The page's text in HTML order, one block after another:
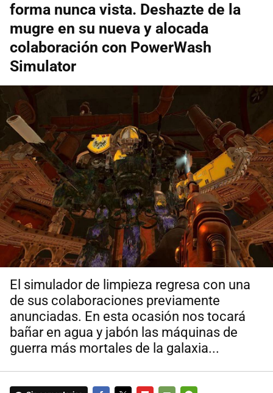
forma nunca vista. Deshazte de la
mugre en su nueva y alocada
colaboración con PowerWash
Simulator
El simulador de limpieza regresa con una
de sus colaboraciones previamente
anunciadas. En esta ocasión nos tocará
bañar en agua y jabón las máquinas de
guerra más mortales de la galaxia...